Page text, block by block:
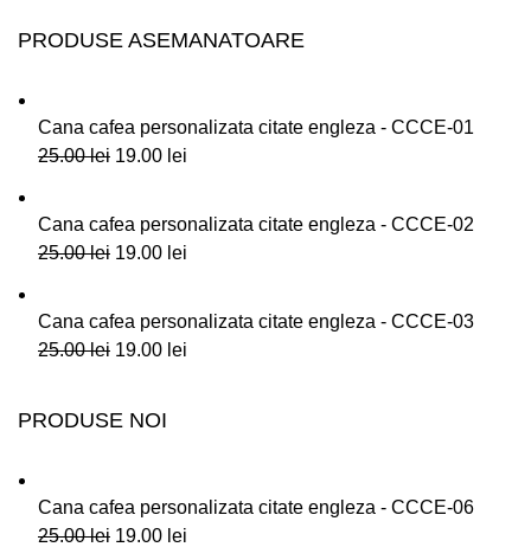
PRODUSE ASEMANATOARE
Cana cafea personalizata citate engleza - CCCE-01
25.00lei 19.00 lei
Cana cafea personalizata citate engleza - CCCE-02
25.00lei 19.00 lei
Cana cafea personalizata citate engleza - CCCE-03
25.00lei 19.00 lei
PRODUSE NOI
Cana cafea personalizata citate engleza - CCCE-06
25.00lei 19.00 lei